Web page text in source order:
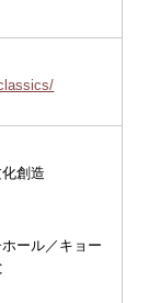
創造
ール／キョー